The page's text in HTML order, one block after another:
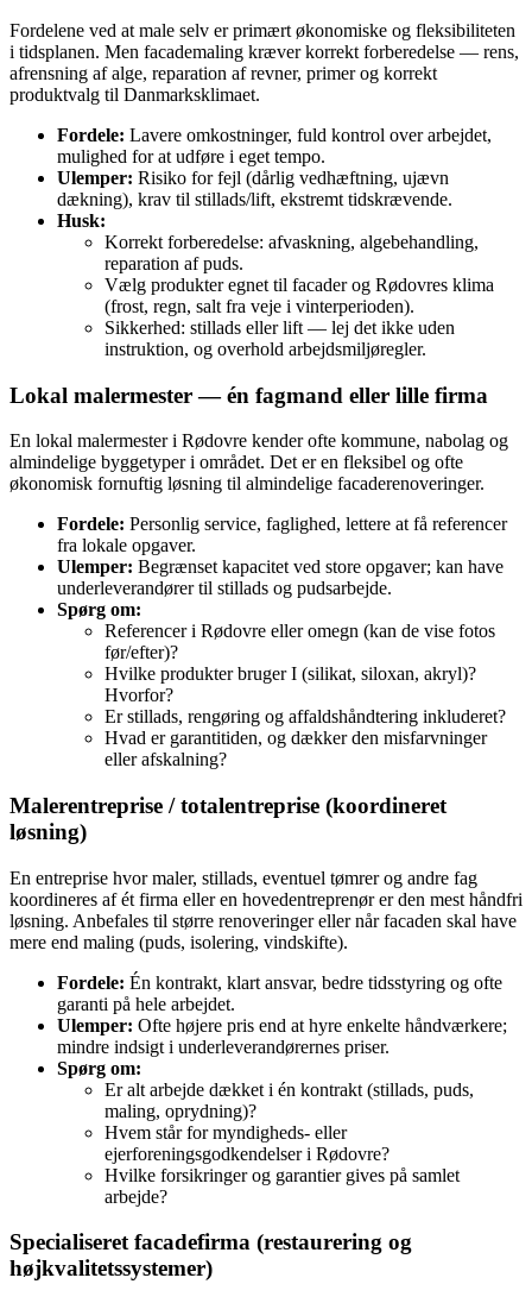
Fordelene ved at male selv er primært økonomiske og fleksibiliteten
i tidsplanen. Men facademaling kræver korrekt forberedelse — rens,
afrensning af alge, reparation af revner, primer og korrekt
produktvalg til Danmarksklimaet.
Fordele: Lavere omkostninger, fuld kontrol over arbejdet,
mulighed for at udføre i eget tempo.
Ulemper: Risiko for fejl (dårlig vedhæftning, ujævn
dækning), krav til stillads/lift, ekstremt tidskrævende.
Husk:
Korrekt forberedelse: afvaskning, algebehandling,
reparation af puds.
Vælg produkter egnet til facader og Rødovres klima
(frost, regn, salt fra veje i vinterperioden).
Sikkerhed: stillads eller lift — lej det ikke uden
instruktion, og overhold arbejdsmiljøregler.
Lokal malermester — én fagmand eller lille firma
En lokal malermester i Rødovre kender ofte kommune, nabolag og
almindelige byggetyper i området. Det er en fleksibel og ofte
økonomisk fornuftig løsning til almindelige facaderenoveringer.
Fordele: Personlig service, faglighed, lettere at få referencer
fra lokale opgaver.
Ulemper: Begrænset kapacitet ved store opgaver; kan have
underleverandører til stillads og pudsarbejde.
Spørg om:
Referencer i Rødovre eller omegn (kan de vise fotos
før/efter)?
Hvilke produkter bruger I (silikat, siloxan, akryl)?
Hvorfor?
Er stillads, rengøring og affaldshåndtering inkluderet?
Hvad er garantitiden, og dækker den misfarvninger
eller afskalning?
Malerentreprise / totalentreprise (koordineret
løsning)
En entreprise hvor maler, stillads, eventuel tømrer og andre fag
koordineres af ét firma eller en hovedentreprenør er den mest håndfri
løsning. Anbefales til større renoveringer eller når facaden skal have
mere end maling (puds, isolering, vindskifte).
Fordele: Én kontrakt, klart ansvar, bedre tidsstyring og ofte
garanti på hele arbejdet.
Ulemper: Ofte højere pris end at hyre enkelte håndværkere;
mindre indsigt i underleverandørernes priser.
Spørg om:
Er alt arbejde dækket i én kontrakt (stillads, puds,
maling, oprydning)?
Hvem står for myndigheds‑ eller
ejerforeningsgodkendelser i Rødovre?
Hvilke forsikringer og garantier gives på samlet
arbejde?
Specialiseret facadefirma (restaurering og
højkvalitetssystemer)